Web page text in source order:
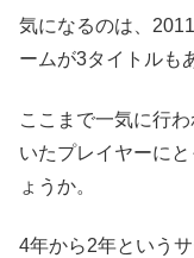
気になるのは、
ームが3タイトルも
ここまで一気に行
いたプレイヤーに
ょうか。
4年から2年という